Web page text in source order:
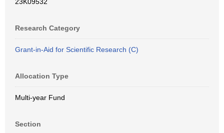
Research Category
Grant-in-Aid for Scientific Research (C)
Allocation Type
Multi-year Fund
Section